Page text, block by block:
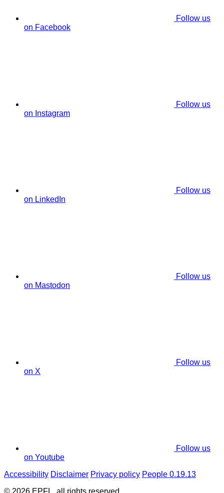
Follow us
on Facebook
Follow us
on Instagram
Follow us
on LinkedIn
Follow us
on Mastodon
Follow us
on X
Follow us
on Youtube
Accessibility Disclaimer Privacy policy People 0.19.13